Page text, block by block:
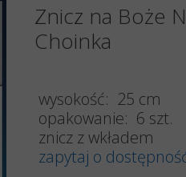
Znicze
Znicze
Znicze
Znicz na Boże
Choinka
wysokość: 25 cm
opakowanie: 6 szt.
znicz z wkładem
zapytaj o